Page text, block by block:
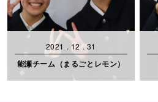
2021 . 12 . 31
能瀬チーム（まるごとレモン）